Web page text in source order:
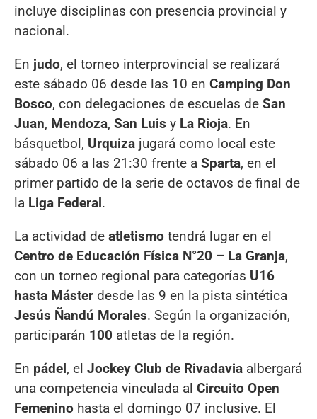
incluye disciplinas con presencia provincial y
nacional.
En judo, el torneo interprovincial se realizará
este sábado 06 desde las 10 en Camping Don
Bosco, con delegaciones de escuelas de San
Juan, Mendoza, San Luis y La Rioja. En
básquetbol, Urquiza jugará como local este
sábado 06 a las 21:30 frente a Sparta, en el
primer partido de la serie de octavos de final de
la Liga Federal.
La actividad de atletismo tendrá lugar en el
Centro de Educación Física N°20 – La Granja,
con un torneo regional para categorías U16
hasta Máster desde las 9 en la pista sintética
Jesús Ñandú Morales. Según la organización,
participarán 100 atletas de la región.
En pádel, el Jockey Club de Rivadavia albergará
una competencia vinculada al Circuito Open
Femenino hasta el domingo 07 inclusive. El